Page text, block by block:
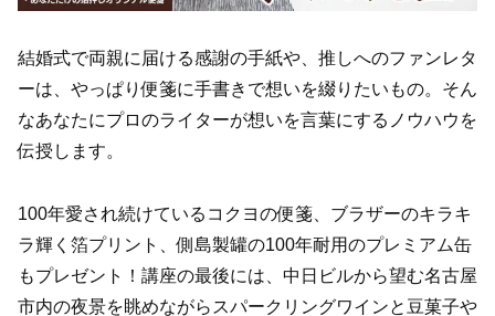
結婚式で両親に届ける感謝の手紙や、推しへのファンレタ
ーは、やっぱり便箋に手書きで想いを綴りたいもの。そん
なあなたにプロのライターが想いを言葉にするノウハウを
伝授します。
100年愛され続けているコクヨの便箋、ブラザーのキラキ
ラ輝く箔プリント、側島製罐の100年耐用のプレミアム缶
もプレゼント！講座の最後には、中日ビルから望む名古屋
市内の夜景を眺めながらスパークリングワインと豆菓子や